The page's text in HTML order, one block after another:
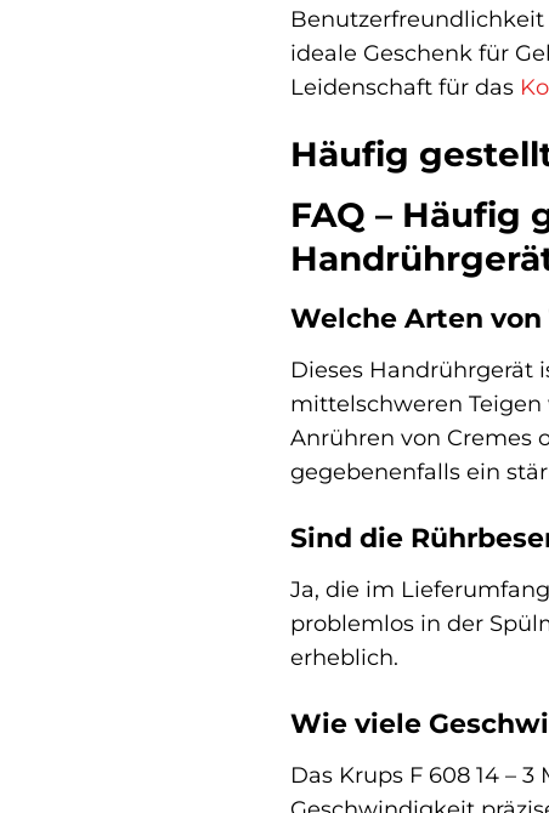
Benutzerfreundlichkeit
ideale Geschenk für
Leidenschaft für das
Häufig
FAQ – Häufig
Welche Arten von
Dieses Handrührgerät
mittelschweren Teigen
Anrühren von Cremes
gegebenenfalls ein
Sind die
Ja, die im
problemlos in der
erheblich.
Wie viele
Das Krups F 608 14 –